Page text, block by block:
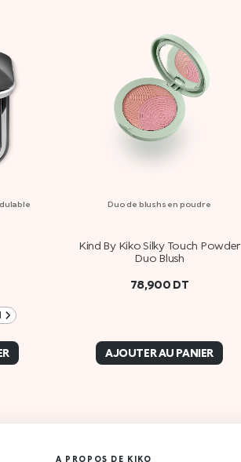
Duo de blushs en poudre
Kind By Kiko Silky Touch Powder
Duo Blush
78,900 DT
AJOUTER AU PANIER
A PROPOS DE KIKO